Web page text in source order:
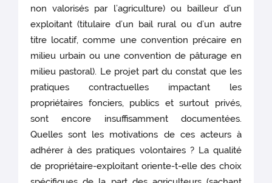
non valorisés par l’agriculture) ou bailleur d’un
exploitant (titulaire d’un bail rural ou d’un autre
titre locatif, comme une convention précaire en
milieu urbain ou une convention de pâturage en
milieu pastoral). Le projet part du constat que les
pratiques contractuelles impactant les
propriétaires fonciers, publics et surtout privés,
sont encore insuffisamment documentées.
Quelles sont les motivations de ces acteurs à
adhérer à des pratiques volontaires ? La qualité
de propriétaire-exploitant oriente-t-elle des choix